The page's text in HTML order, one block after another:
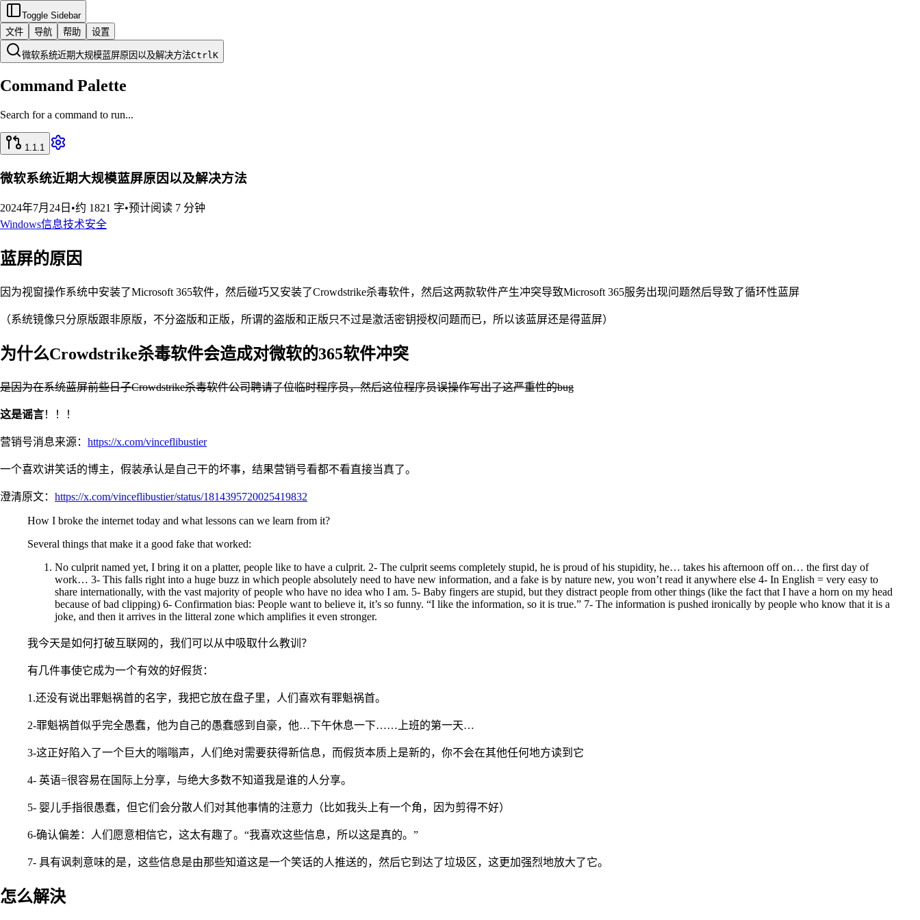
Toggle Sidebar
文件
导航 帮助 设置
微软系统近期大规模蓝屏原因以及解决方法CtrlK
Command Palette
Search for a command to run...
1.1.1
微软系统近期大规模蓝屏原因以及解决方法
2024年7月24日 •约 1821 字•预计阅读 7 分钟
Windows信息技术安全
蓝屏的原因
因为视窗操作系统中安装了Microsoft 365软件，然后碰巧又安装了Crowdstrike杀毒软件，然后这两款软件产生冲突导致Microsoft 365服务出现问题然后导致了循环性蓝屏
（系统镜像只分原版跟非原版，不分盗版和正版，所谓的盗版和正版只不过是激活密钥授权问题而已，所以该蓝屏还是得蓝屏）
为什么Crowdstrike杀毒软件会造成对微软的365软件冲突
是因为在系统蓝屏前些日子Crowdstrike杀毒软件公司聘请了位临时程序员，然后这位程序员误操作写出了这严重性的bug
这是谣言！！！
营销号消息来源： https://x.com/vinceflibustier
一个喜欢讲笑话的博主，假装承认是自己干的坏事，结果营销号看都不看直接当真了。
澄清原文： https://x.com/vinceflibustier/status/1814395720025419832
How I broke the internet today and what lessons can we learn from it?
Several things that make it a good fake that worked:
No culprit named yet, I bring it on a platter, people like to have a culprit. 2- The culprit seems completely stupid, he is proud of his stupidity, he… takes his afternoon off on… the first day of
work… 3- This falls right into a huge buzz in which people absolutely need to have new information, and a fake is by nature new, you won’t read it anywhere else 4- In English = very easy to
share internationally, with the vast majority of people who have no idea who I am. 5- Baby fingers are stupid, but they distract people from other things (like the fact that I have a horn on my head
because of bad clipping) 6- Confirmation bias: People want to believe it, it’s so funny. “I like the information, so it is true.” 7- The information is pushed ironically by people who know that it is a
joke, and then it arrives in the litteral zone which amplifies it even stronger.
我今天是如何打破互联网的，我们可以从中吸取什么教训？
有几件事使它成为一个有效的好假货：
1.还没有说出罪魁祸首的名字，我把它放在盘子里，人们喜欢有罪魁祸首。
2-罪魁祸首似乎完全愚蠢，他为自己的愚蠢感到自豪，他…下午休息一下……上班的第一天…
3-这正好陷入了一个巨大的嗡嗡声，人们绝对需要获得新信息，而假货本质上是新的，你不会在其他任何地方读到它
4- 英语=很容易在国际上分享，与绝大多数不知道我是谁的人分享。
5- 婴儿手指很愚蠢，但它们会分散人们对其他事情的注意力（比如我头上有一个角，因为剪得不好）
6-确认偏差：人们愿意相信它，这太有趣了。“我喜欢这些信息，所以这是真的。”
7- 具有讽刺意味的是，这些信息是由那些知道这是一个笑话的人推送的，然后它到达了垃圾区，这更加强烈地放大了它。
怎么解決